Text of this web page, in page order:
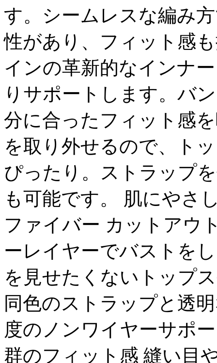
す。シームレスな編み
性があり、フィット感
インの革新的なインナ
りサポートします。バ
分に合ったフィット感
を取り外せるので、ト
ぴったり。ストラップ
も可能です。 肌にやさ
ファイバー カットアウ
ーレイヤーでバストを
を見せたくないトップ
同色のストラップと透
度のノンワイヤーサポ
群のフィット感 縫い目